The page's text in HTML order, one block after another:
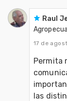
Raul
17 de
Permita
las